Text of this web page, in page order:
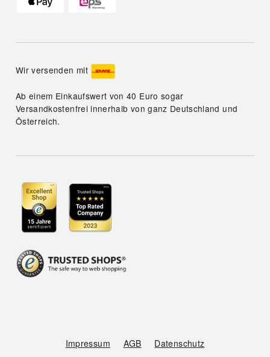
Wir versenden mit
Ab einem Einkaufswert von 40 Euro sogar
Versandkostenfrei innerhalb von ganz Deutschland und
Österreich.
Impressum AGB Datenschutz